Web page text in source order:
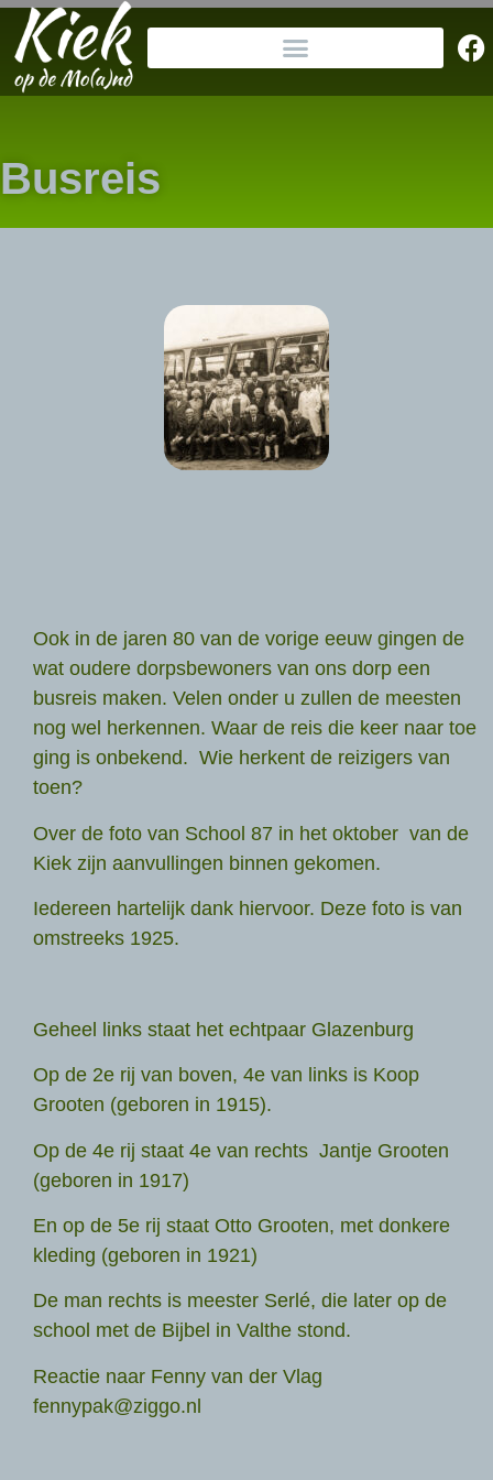
Busreis
Ook in de jaren 80 van de vorige eeuw gingen de
wat oudere dorpsbewoners van ons dorp een
busreis maken. Velen onder u zullen de meesten
nog wel herkennen. Waar de reis die keer naar toe
ging is onbekend. Wie herkent de reizigers van
toen?
Over de foto van School 87 in het oktober van de
Kiek zijn aanvullingen binnen gekomen.
Iedereen hartelijk dank hiervoor. Deze foto is van
omstreeks 1925.
Geheel links staat het echtpaar Glazenburg
Op de 2e rij van boven, 4e van links is Koop
Grooten (geboren in 1915).
Op de 4e rij staat 4e van rechts Jantje Grooten
(geboren in 1917)
En op de 5e rij staat Otto Grooten, met donkere
kleding (geboren in 1921)
De man rechts is meester Serlé, die later op de
school met de Bijbel in Valthe stond.
Reactie naar Fenny van der Vlag
fennypak@ziggo.nl